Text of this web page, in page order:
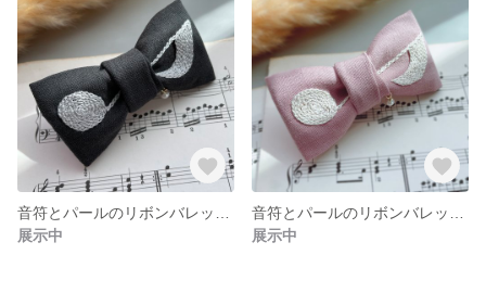
展示中
展示中